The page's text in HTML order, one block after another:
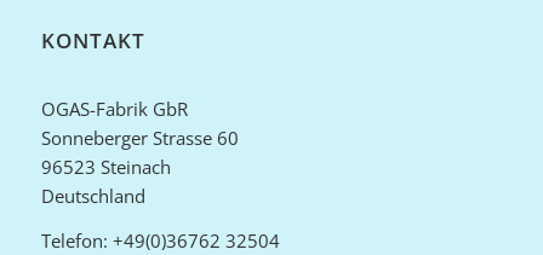
KONTAKT
OGAS-Fabrik GbR
Sonneberger Strasse 60
96523 Steinach
Deutschland
Telefon: +49(0)36762 32504